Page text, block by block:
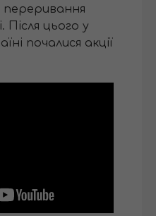
переривання
Після цього у
почалися акції